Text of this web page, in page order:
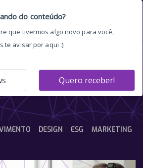
Sudeste
DESIGN ESG MARKETING